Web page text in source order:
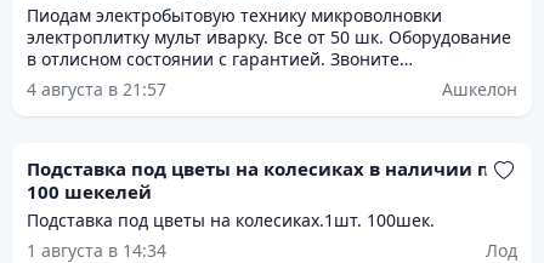
Пиодам электробытовую технику микроволновки
электроплитку мульт иварку. Все от 50 шк. Оборудование
в отлисном состоянии с гарантией. Звоните
договоримсч. Есть выбор.
4 августа в 21:57 Ашкелон
Подставка под цветы на колесиках в наличии по
100 шекелей
Подставка под цветы на колесиках.1шт. 100шек.
1 августа в 14:34
Лод